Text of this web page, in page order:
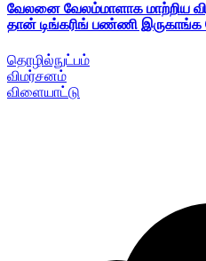
வேலனை வேலம்மாளாக மாற்றிய
தான் டிங்கரிங் பண்ணி
தொழில்நுட்பம்
விமர்சனம்
விளையாட்டு